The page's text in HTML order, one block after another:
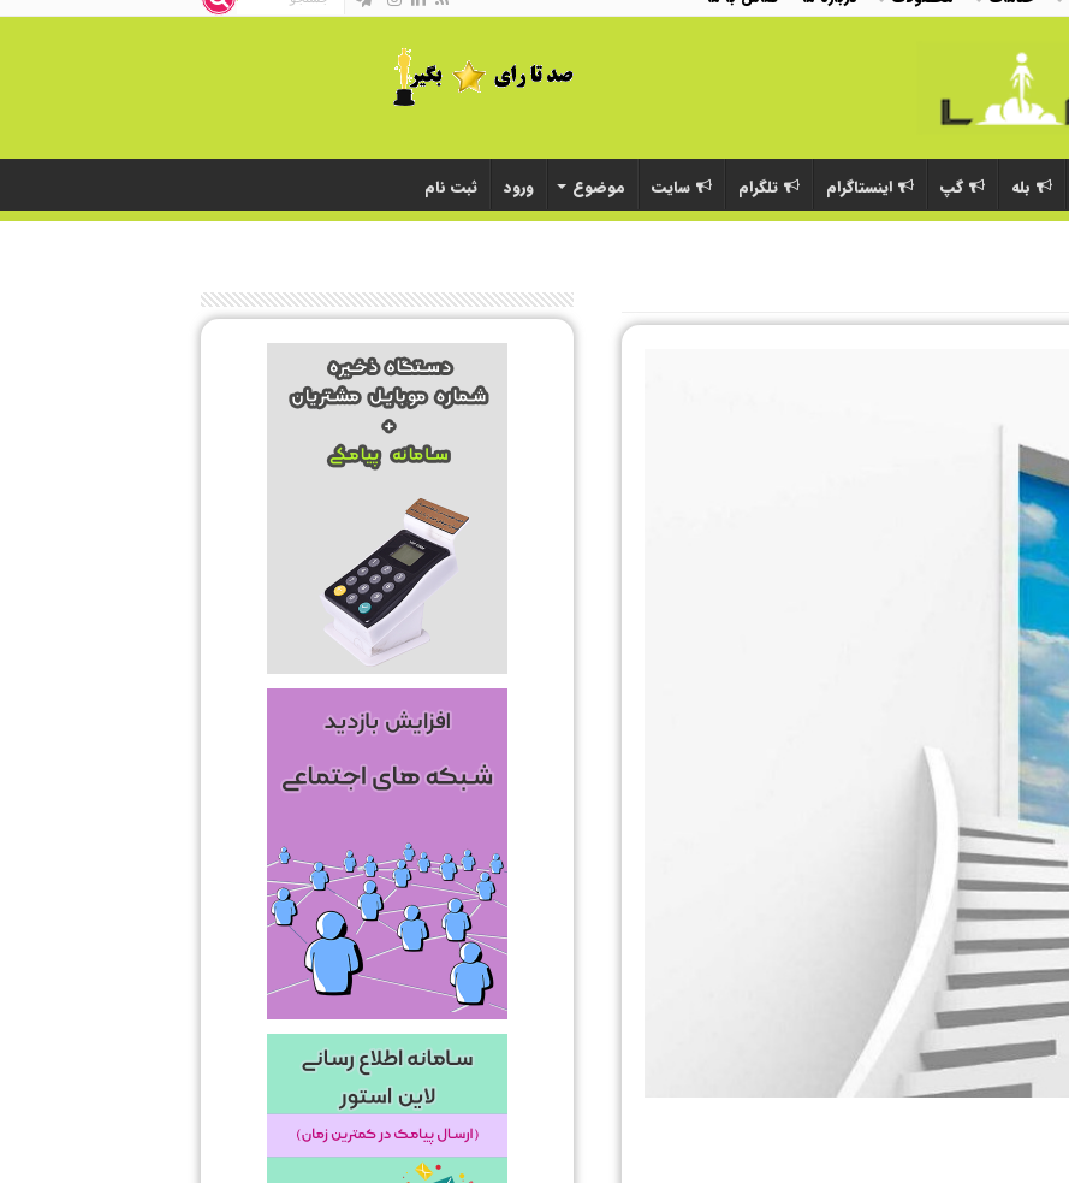
بله گپ اینستاگرام تلگرام سایت موضوع ورود ثبت نام